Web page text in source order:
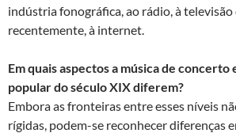
indústria fonográfica, ao rádio, à televisão
recentemente, à internet.
Em quais aspectos a música de concerto
popular do século XIX diferem?
Embora as fronteiras entre esses níveis
rígidas, podem-se reconhecer diferenças